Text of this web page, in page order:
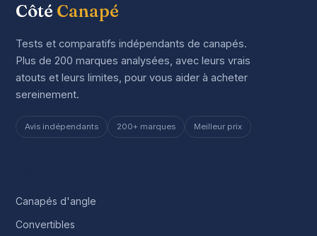
Côté Canapé
Tests et comparatifs indépendants de canapés.
Plus de 200 marques analysées, avec leurs vrais
atouts et leurs limites, pour vous aider à acheter
sereinement.
Avis indépendants 200+ marques Meilleur prix
Canapés d'angle
Convertibles